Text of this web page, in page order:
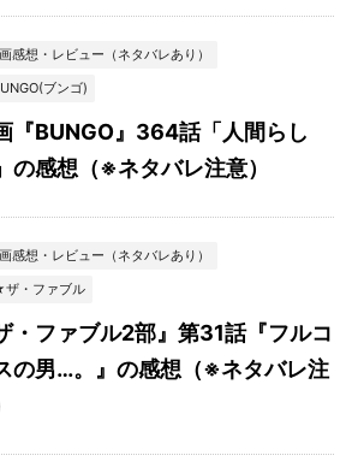
感想・レビュー（ネタバレあり）
ブンゴ)
『BUNGO』364話「人間らし
の感想（※ネタバレ注意）
感想・レビュー（ネタバレあり）
・ファブル
・ファブル2部』第31話『フルコ
の男…。』の感想（※ネタバレ注